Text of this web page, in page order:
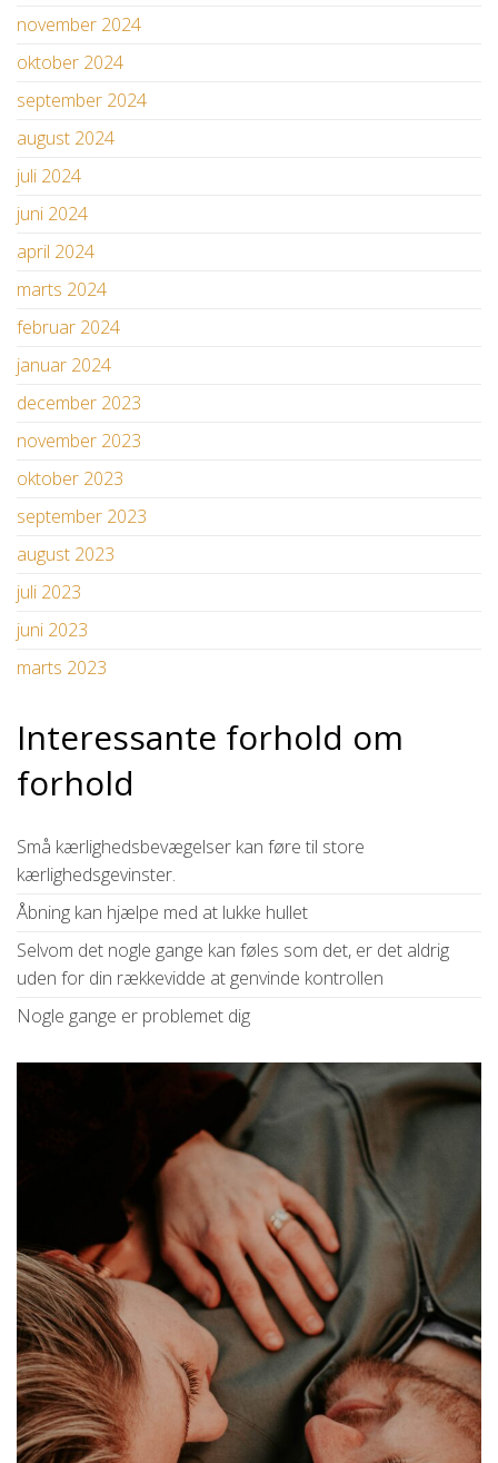
november 2024
oktober 2024
september 2024
august 2024
juli 2024
juni 2024
april 2024
marts 2024
februar 2024
januar 2024
december 2023
november 2023
oktober 2023
september 2023
august 2023
juli 2023
juni 2023
marts 2023
Interessante forhold om
forhold
Små kærlighedsbevægelser kan føre til store
kærlighedsgevinster.
Åbning kan hjælpe med at lukke hullet
Selvom det nogle gange kan føles som det, er det aldrig
uden for din rækkevidde at genvinde kontrollen
Nogle gange er problemet dig